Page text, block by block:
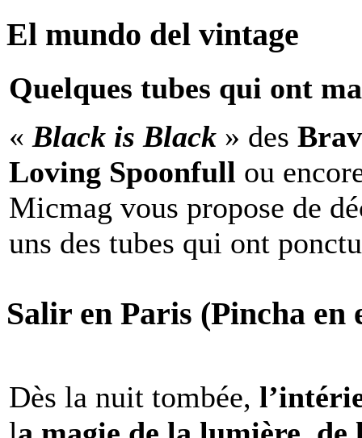
El mundo del vintage
Quelques tubes qui ont
« Black is Black » des
Loving Spoonfull ou
Micmag vous propose de
uns des tubes qui ont
Salir en Paris (Pincha en
Dès la nuit tombée,